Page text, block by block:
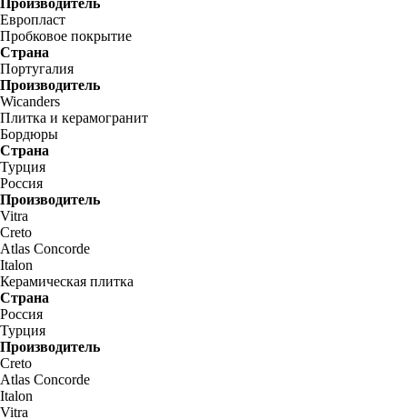
Производитель
Европласт
Пробковое покрытие
Страна
Португалия
Производитель
Wicanders
Плитка и керамогранит
Бордюры
Страна
Турция
Россия
Производитель
Vitra
Creto
Atlas Concorde
Italon
Керамическая плитка
Страна
Россия
Турция
Производитель
Creto
Atlas Concorde
Italon
Vitra